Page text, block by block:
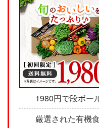
1980円で段ボー
厳選された有機